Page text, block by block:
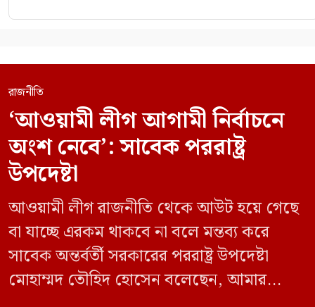
রাজনীতি
‘আওয়ামী লীগ আগামী নির্বাচনে
অংশ নেবে’: সাবেক পররাষ্ট্র
উপদেষ্টা
আওয়ামী লীগ রাজনীতি থেকে আউট হয়ে গেছে
বা যাচ্ছে এরকম থাকবে না বলে মন্তব্য করে
সাবেক অন্তর্বর্তী সরকারের পররাষ্ট্র উপদেষ্টা
মোহাম্মদ তৌহিদ হোসেন বলেছেন, আমার